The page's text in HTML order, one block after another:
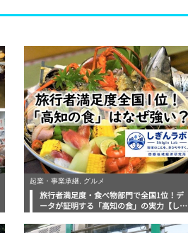
起業・事業承継, グルメ
旅行者満足度・食べ物部門で全国1位！デ
ータが証明する「高知の食」の実力【しぎ